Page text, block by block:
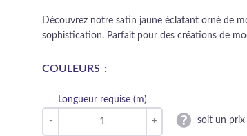
Découvrez notre satin jaune éclatant orné de
sophistication. Parfait pour des créations de
COULEURS
Longueur requise (m)
soit un prix